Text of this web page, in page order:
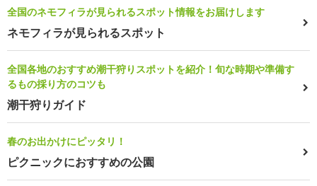
全国のネモフィラが見られるスポット情報をお届けします
ネモフィラが見られるスポット
全国各地のおすすめ潮干狩りスポットを紹介！旬な時期や準備す
るもの採り方のコツも
潮干狩りガイド
春のお出かけにピッタリ！
ピクニックにおすすめの公園